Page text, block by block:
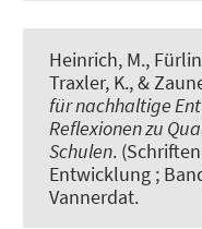
Heinrich, M.,
Traxler, K., &
für nachhaltige
Reflexionen zu
Schulen.
Entwicklung ;
Vannerdat.